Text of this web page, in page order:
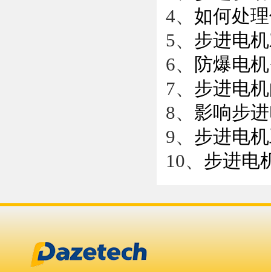
4、 如何处
5、 步进电
6、
防爆电
7、 步进电
8、 影响步
9、 步进电
10、 步进电